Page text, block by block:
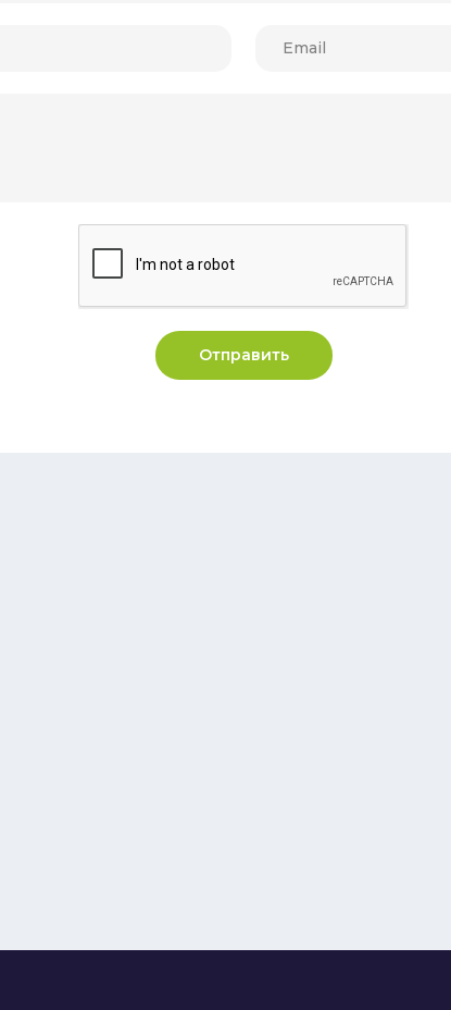
Отправить